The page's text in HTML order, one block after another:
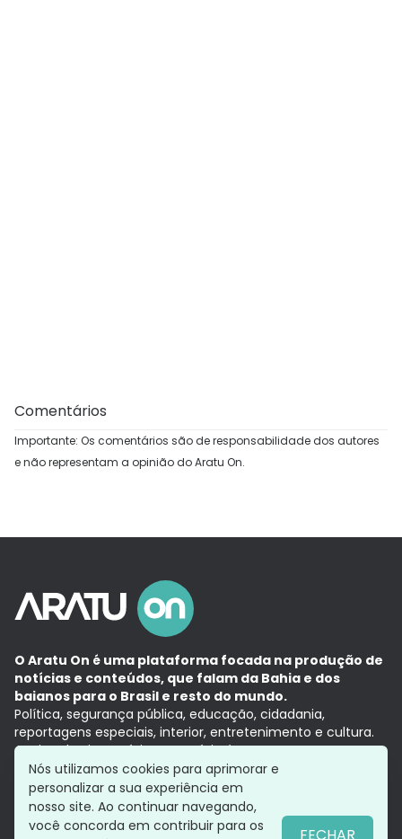
Comentários
Importante: Os comentários são de responsabilidade dos autores
e não representam a opinião do Aratu On.
O Aratu On é uma plataforma focada na produção de
notícias e conteúdos, que falam da Bahia e dos
baianos para o Brasil e resto do mundo.
Política, segurança pública, educação, cidadania,
reportagens especiais, interior, entretenimento e cultura.
Aqui, tudo vira notícia e a notícia é no tempo presente,
com a credibilidade do Grupo Aratu.
Grupo Aratu
Política de privacidade
Nós utilizamos cookies para aprimorar e
personalizar a sua experiência em
nosso site. Ao continuar navegando,
você concorda em contribuir para os